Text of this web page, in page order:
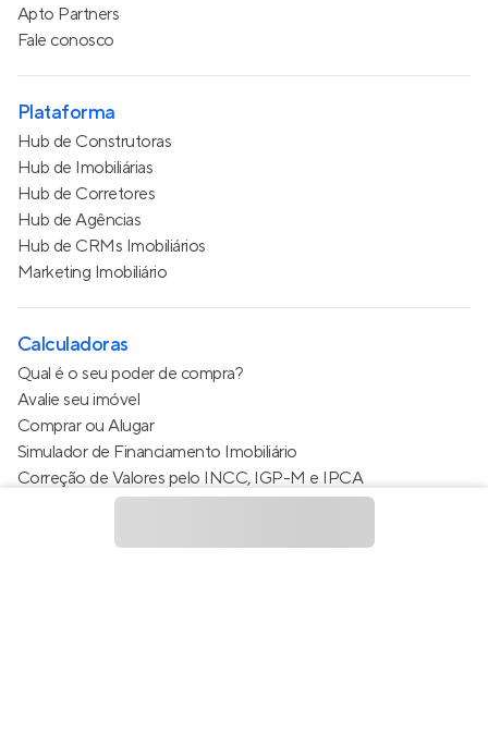
Apto Partners
Fale conosco
Plataforma
Hub de Construtoras
Hub de Imobiliárias
Hub de Corretores
Hub de Agências
Hub de CRMs Imobiliários
Marketing Imobiliário
Calculadoras
Qual é o seu poder de compra?
Avalie seu imóvel
Comprar ou Alugar
Simulador de Financiamento Imobiliário
Correção de Valores pelo INCC, IGP-M e IPCA
Estimativa de valor do condomínio